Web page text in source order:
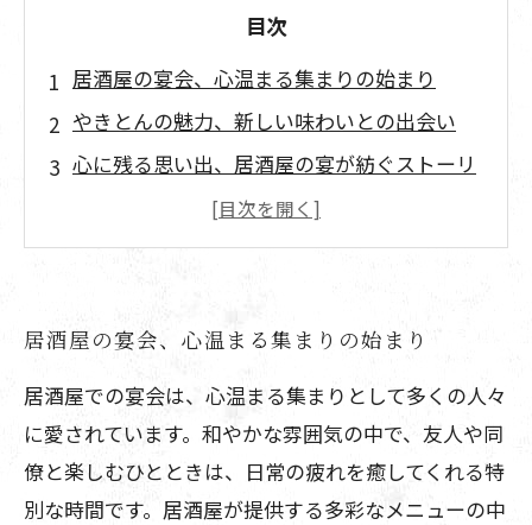
目次
居酒屋の宴会、心温まる集まりの始まり
やきとんの魅力、新しい味わいとの出会い
心に残る思い出、居酒屋の宴が紡ぐストーリ
居酒屋の宴会が教えてくれる、友情と食の喜
居酒屋の宴会、心温まる集まりの始まり
居酒屋での宴会は、心温まる集まりとして多くの人々
に愛されています。和やかな雰囲気の中で、友人や同
僚と楽しむひとときは、日常の疲れを癒してくれる特
別な時間です。居酒屋が提供する多彩なメニューの中